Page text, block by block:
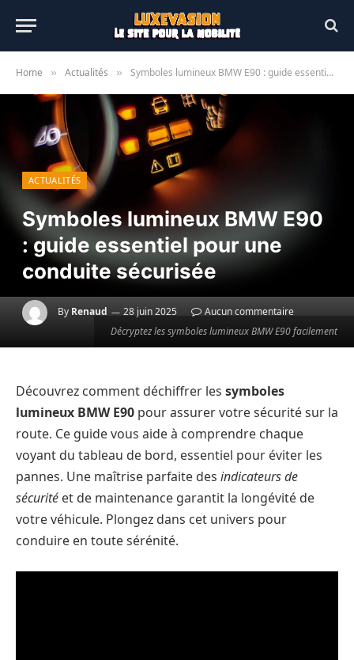
Home » Actualités » Symboles lumineux BMW E90 : guide essentiel pour une conduite sécurisée
Décryptez les symboles lumineux BMW E90 facilement
ACTUALITÉS
Symboles lumineux BMW E90
: guide essentiel pour une
conduite sécurisée
By Renaud 28 juin 2025 Aucun commentaire
Découvrez comment déchiffrer les symboles
lumineux BMW E90 pour assurer votre sécurité sur la
route. Ce guide vous aide à comprendre chaque
voyant du tableau de bord, essentiel pour éviter les
pannes. Une maîtrise parfaite des indicateurs de
sécurité et de maintenance garantit la longévité de
votre véhicule. Plongez dans cet univers pour
conduire en toute sérénité.